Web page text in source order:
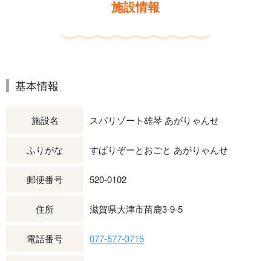
施設情報
基本情報
施設名 スパリゾート雄琴 あがりゃんせ
ふりがな すぱりぞーとおごと あがりゃんせ
郵便番号 520-0102
住所 滋賀県大津市苗鹿3‐9‐5
電話番号 077-577-3715